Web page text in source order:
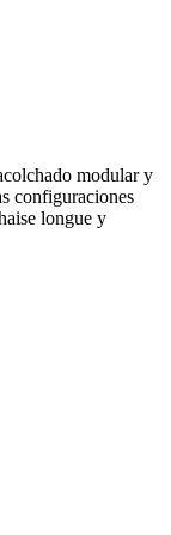
modular y
configuraciones
longue y